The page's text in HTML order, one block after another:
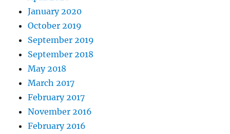
January 2020
October 2019
September 2019
September 2018
May 2018
March 2017
February 2017
November 2016
February 2016